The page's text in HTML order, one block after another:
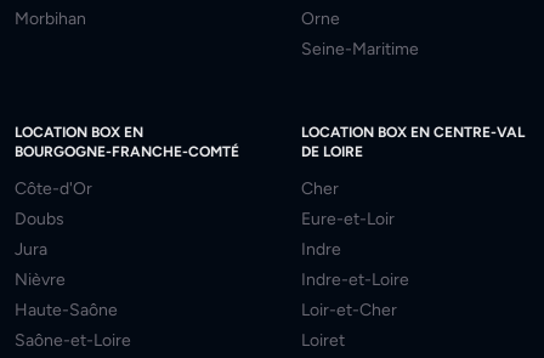
Morbihan
Orne
Seine-Maritime
LOCATION BOX EN
BOURGOGNE-FRANCHE-COMTÉ
Côte-d'Or
Doubs
Jura
Nièvre
Haute-Saône
Saône-et-Loire
LOCATION BOX EN CENTRE-VAL
DE LOIRE
Cher
Eure-et-Loir
Indre
Indre-et-Loire
Loir-et-Cher
Loiret